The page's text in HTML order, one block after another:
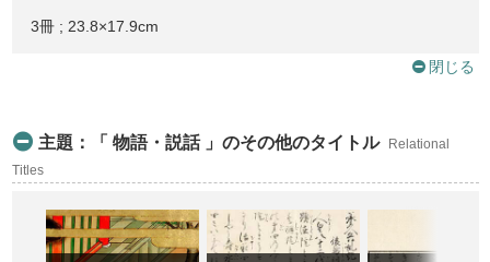
3冊 ; 23.8×17.9cm
閉じる
主題：「 物語・説話 」のその他のタイトル Relational
Titles